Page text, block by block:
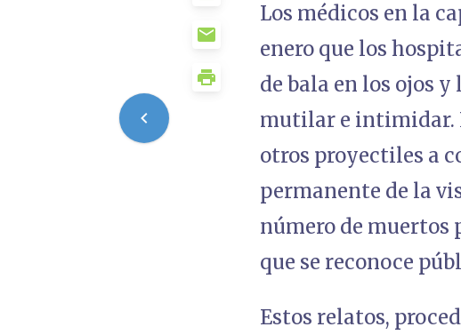
Los médicos en la
enero que los
de bala en los ojos
mutilar e intimidar.
otros proyectiles a
permanente de la
número de muertos
que se reconoce
Estos relatos,